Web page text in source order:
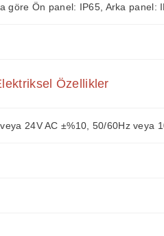
göre Ön panel: IP65, Arka panel:
Özellikler
24V AC ±%10, 50/60Hz veya